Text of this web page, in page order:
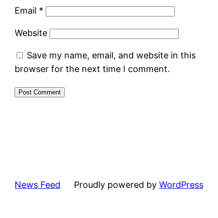
Email *
Website
Save my name, email, and website in this
browser for the next time I comment.
News Feed Proudly powered by WordPress